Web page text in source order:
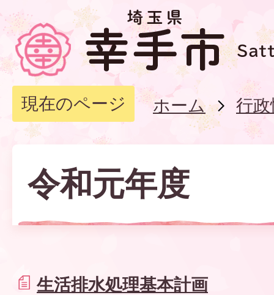
現在のページ ホーム 行
令和元年度
生活排水処理基本計画